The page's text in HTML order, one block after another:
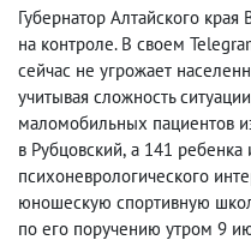
Губернатор Алтайского
на контроле. В своем
сейчас не угрожает
учитывая сложность ситуации
маломобильных пациентов
в Рубцовский, а 141 ребенка
психоневрологического
юношескую спортивную
по его поручению утром 9